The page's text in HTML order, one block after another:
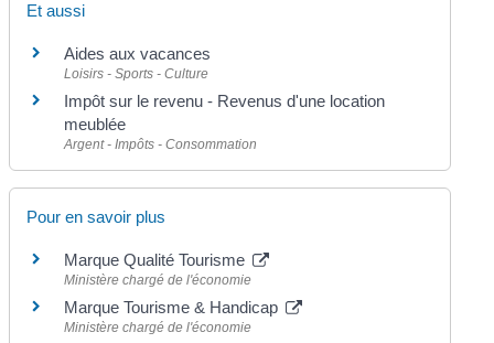
Et aussi
Aides aux vacances
Loisirs - Sports - Culture
Impôt sur le revenu - Revenus d'une location
meublée
Argent - Impôts - Consommation
Pour en savoir plus
Marque Qualité Tourisme
Ministère chargé de l'économie
Marque Tourisme & Handicap
Ministère chargé de l'économie